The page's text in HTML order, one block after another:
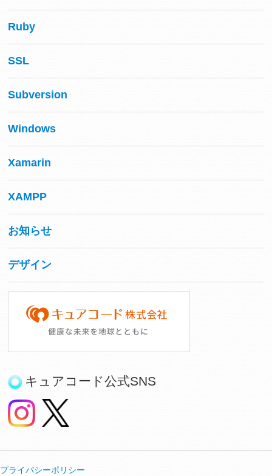
Ruby
SSL
Subversion
Windows
Xamarin
XAMPP
お知らせ
デザイン
キュアコード公式SNS
プライバシーポリシー